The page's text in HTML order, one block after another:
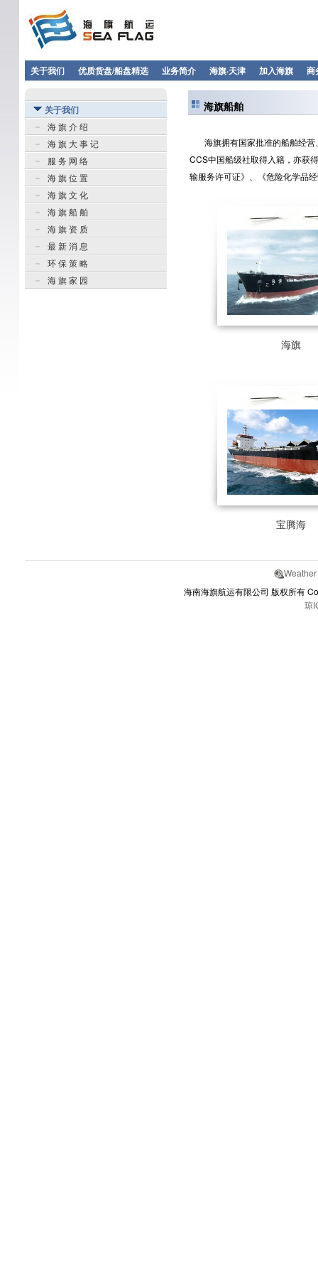
关于我们 优质货盘/船盘精选 业务简介 海旗·天津 加入海旗 商
关于我们
海 旗 介 绍
海 旗 大 事 记
服 务 网 络
海 旗 位 置
海 旗 文 化
海 旗 船 舶
海 旗 资 质
最 新 消 息
环 保 策 略
海 旗 家 园
海旗船舶
海旗拥有国家批准的船舶经营
CCS中国船级社取得入籍，亦获
输服务许可证》、《危险化学品
海旗
宝腾海
Weather
海南海旗航运有限公司 版权所有
琼